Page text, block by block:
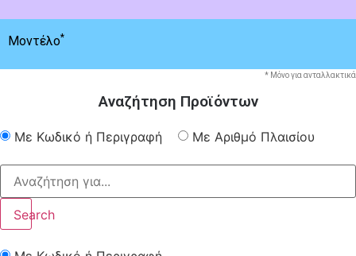
Μοντέλο*
* Μόνο για ανταλλακτικά
Αναζήτηση Προϊόντων
Με Κωδικό ή Περιγραφή Με Αριθμό Πλαισίου
Search